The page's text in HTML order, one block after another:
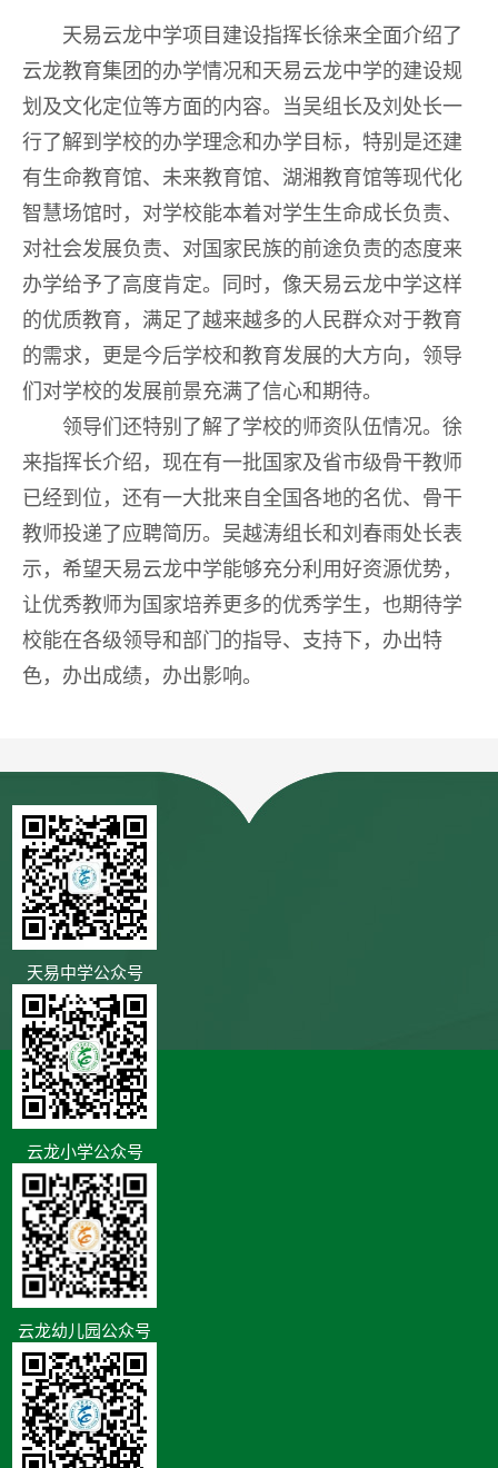
天易云龙中学项目建设指挥长徐来全面介绍了
云龙教育集团的办学情况和天易云龙中学的建设规
划及文化定位等方面的内容。当吴组长及刘处长一
行了解到学校的办学理念和办学目标，特别是还建
有生命教育馆、未来教育馆、湖湘教育馆等现代化
智慧场馆时，对学校能本着对学生生命成长负责、
对社会发展负责、对国家民族的前途负责的态度来
办学给予了高度肯定。同时，像天易云龙中学这样
的优质教育，满足了越来越多的人民群众对于教育
的需求，更是今后学校和教育发展的大方向，领导
们对学校的发展前景充满了信心和期待。
领导们还特别了解了学校的师资队伍情况。徐
来指挥长介绍，现在有一批国家及省市级骨干教师
已经到位，还有一大批来自全国各地的名优、骨干
教师投递了应聘简历。吴越涛组长和刘春雨处长表
示，希望天易云龙中学能够充分利用好资源优势，
让优秀教师为国家培养更多的优秀学生，也期待学
校能在各级领导和部门的指导、支持下，办出特
色，办出成绩，办出影响。
天易中学公众号
云龙小学公众号
云龙幼儿园公众号